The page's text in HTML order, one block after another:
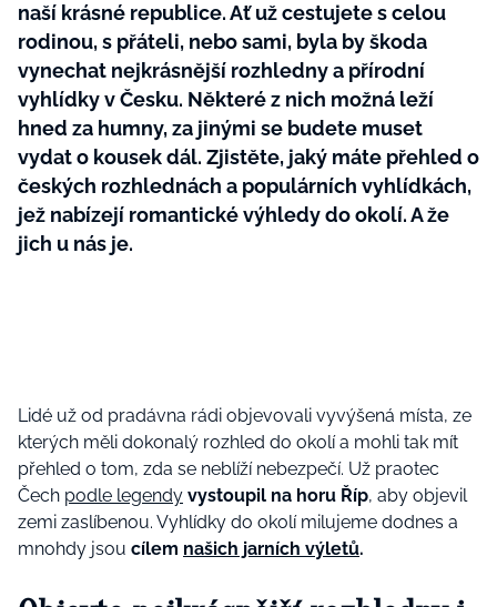
naší krásné republice. Ať už cestujete s celou
rodinou, s přáteli, nebo sami, byla by škoda
vynechat nejkrásnější rozhledny a přírodní
vyhlídky v Česku. Některé z nich možná leží
hned za humny, za jinými se budete muset
vydat o kousek dál. Zjistěte, jaký máte přehled o
českých rozhlednách a populárních vyhlídkách,
jež nabízejí romantické výhledy do okolí. A že
jich u nás je.
Lidé už od pradávna rádi objevovali vyvýšená místa, ze
kterých měli dokonalý rozhled do okolí a mohli tak mít
přehled o tom, zda se neblíží nebezpečí. Už praotec
Čech podle legendy vystoupil na horu Říp, aby objevil
zemi zaslíbenou. Vyhlídky do okolí milujeme dodnes a
mnohdy jsou cílem našich jarních výletů.